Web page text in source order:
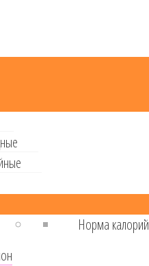
Норма калорий